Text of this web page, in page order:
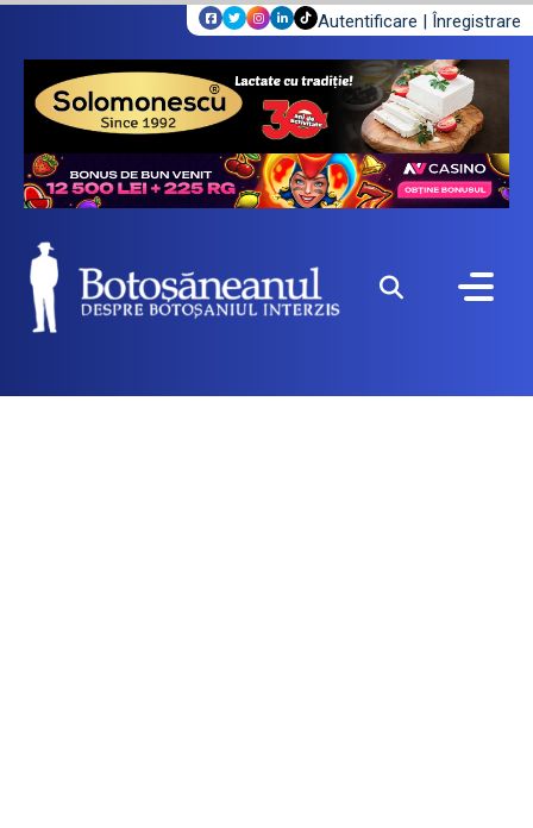
Autentificare | Înregistrare